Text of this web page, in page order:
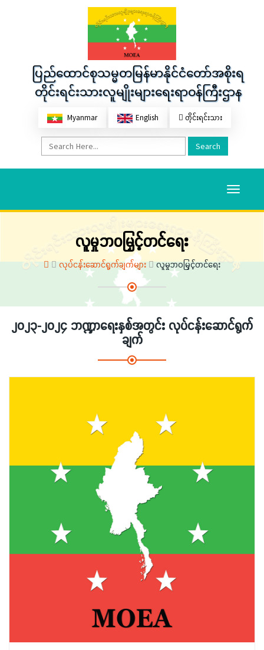
ပြည်ထောင်စုသမ္မတမြန်မာနိုင်ငံတော်အစိုးရ
တိုင်းရင်းသားလူမျိုးများရေးရာဝန်ကြီးဌာန
Myanmar English တိုင်းရင်းသား
Search
Toggle
လူမှုဘဝမြှင့်တင်ရေး
လုပ်ငန်းဆောင်ရွက်ချက်များ လူမှုဘဝမြှင့်တင်ရေး
၂၀၂၃-၂၀၂၄ ဘဏ္ဍာရေးနှစ်အတွင်း လုပ်ငန်းဆောင်ရွက်
ချက်